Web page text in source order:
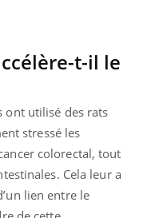
t-il le
ont utilisé des rats
stressé les
colorectal, tout
Cela leur a
lien entre le